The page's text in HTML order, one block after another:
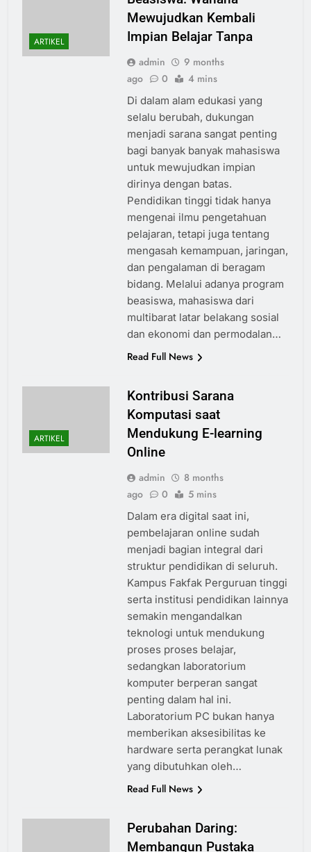
ARTIKEL
Mewujudkan Kembali
Impian Belajar Tanpa
admin
9 months
ago
0 4 mins
Di dalam alam edukasi yang
selalu berubah, dukungan
menjadi sarana sangat penting
bagi banyak banyak mahasiswa
untuk mewujudkan impian
dirinya dengan batas.
Pendidikan tinggi tidak hanya
mengenai ilmu pengetahuan
pelajaran, tetapi juga tentang
mengasah kemampuan, jaringan,
dan pengalaman di beragam
bidang. Melalui adanya program
beasiswa, mahasiswa dari
multibarat latar belakang sosial
dan ekonomi dan permodalan…
Read Full News
ARTIKEL
Kontribusi Sarana
Komputasi saat
Mendukung E-learning
Online
admin
8 months
ago
0 5 mins
Dalam era digital saat ini,
pembelajaran online sudah
menjadi bagian integral dari
struktur pendidikan di seluruh.
Kampus Fakfak Perguruan tinggi
serta institusi pendidikan lainnya
semakin mengandalkan
teknologi untuk mendukung
proses proses belajar,
sedangkan laboratorium
komputer berperan sangat
penting dalam hal ini.
Laboratorium PC bukan hanya
memberikan aksesibilitas ke
hardware serta perangkat lunak
yang dibutuhkan oleh…
Read Full News
Perubahan Daring:
Membangun Pustaka